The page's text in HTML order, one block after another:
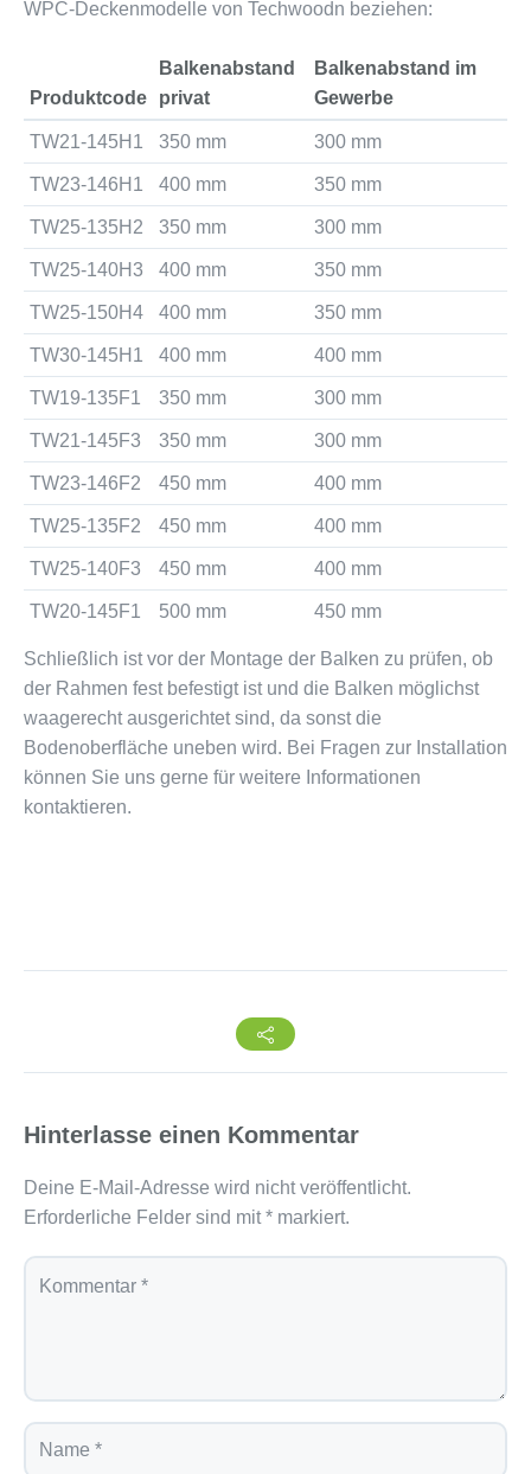
WPC-Deckenmodelle von Techwoodn beziehen:
Produktcode
Balkenabstand
privat
Balkenabstand im
Gewerbe
TW21-145H1 350 mm 300 mm
TW23-146H1 400 mm 350 mm
TW25-135H2 350 mm 300 mm
TW25-140H3 400 mm 350 mm
TW25-150H4 400 mm 350 mm
TW30-145H1 400 mm 400 mm
TW19-135F1 350 mm 300 mm
TW21-145F3 350 mm 300 mm
TW23-146F2 450 mm 400 mm
TW25-135F2 450 mm 400 mm
TW25-140F3 450 mm 400 mm
TW20-145F1 500 mm 450 mm
Schließlich ist vor der Montage der Balken zu prüfen, ob
der Rahmen fest befestigt ist und die Balken möglichst
waagerecht ausgerichtet sind, da sonst die
Bodenoberfläche uneben wird. Bei Fragen zur Installation
können Sie uns gerne für weitere Informationen
kontaktieren.
Hinterlasse einen Kommentar
Deine E-Mail-Adresse wird nicht veröffentlicht.
Erforderliche Felder sind mit* markiert.